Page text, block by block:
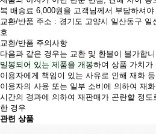
복 배송료 6,000원을 고객님께서 부담하셔야
교환/반품 주소 : 경기도 고양시 일산동구
호
교환/반품 주의사항
다음과 같은 경우는 교환 및 환불이 불가합니
밀봉되어 있는 제품을 개봉하여 상품 가치가
이용자에게 책임이 있는 사유로 인해 재화
이용자의 사용 또는 일부 소비에 의하여 재
시간의 경과에 의하여 재판매가 곤란할 정
한 경우
관련 상품